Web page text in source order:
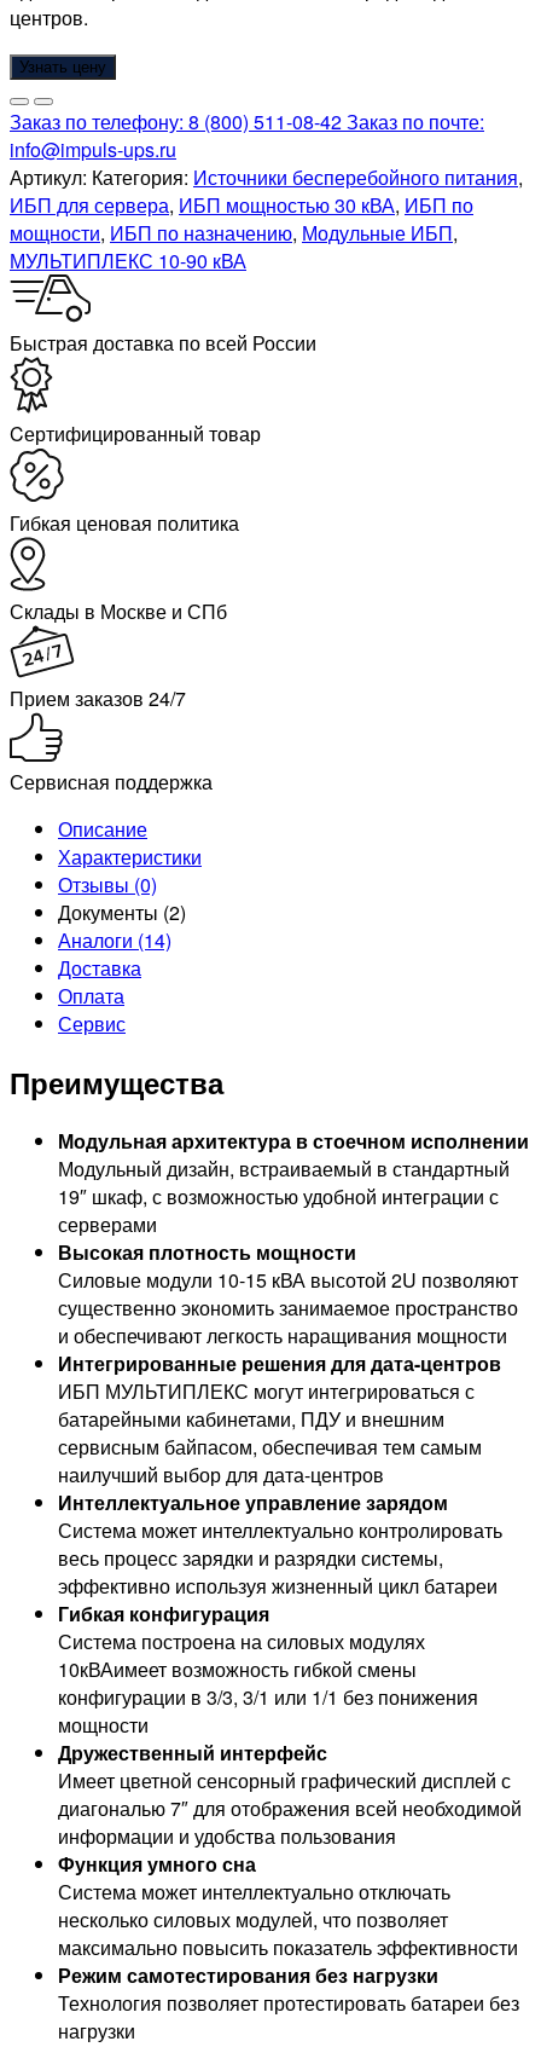
центров.
Узнать цену
Заказ по телефону: 8 (800) 511-08-42Заказ по почте:
info@impuls-ups.ru
Артикул: Категория: Источники бесперебойного питания,
ИБП для сервера, ИБП мощностью 30 кВА, ИБП по
мощности, ИБП по назначению, Модульные ИБП,
МУЛЬТИПЛЕКС 10-90 кВА
Быстрая доставка по всей России
Cертифицированный товар
Гибкая ценовая политика
Склады в Москве и СПб
Прием заказов 24/7
Сервисная поддержка
Описание
Характеристики
Отзывы (0)
Документы (2)
Аналоги (14)
Доставка
Оплата
Сервис
Преимущества
Модульная архитектура в стоечном исполнении
Модульный дизайн, встраиваемый в стандартный
19″ шкаф, с возможностью удобной интеграции с
серверами
Высокая плотность мощности
Силовые модули 10-15 кВА высотой 2U позволяют
существенно экономить занимаемое пространство
и обеспечивают легкость наращивания мощности
Интегрированные решения для дата-центров
ИБП МУЛЬТИПЛЕКС могут интегрироваться с
батарейными кабинетами, ПДУ и внешним
сервисным байпасом, обеспечивая тем самым
наилучший выбор для дата-центров
Интеллектуальное управление зарядом
Система может интеллектуально контролировать
весь процесс зарядки и разрядки системы,
эффективно используя жизненный цикл батареи
Гибкая конфигурация
Система построена на силовых модулях
10кВАимеет возможность гибкой смены
конфигурации в 3/3, 3/1 или 1/1 без понижения
мощности
Дружественный интерфейс
Имеет цветной сенсорный графический дисплей с
диагональю 7″ для отображения всей необходимой
информации и удобства пользования
Функция умного сна
Система может интеллектуально отключать
несколько силовых модулей, что позволяет
максимально повысить показатель эффективности
Режим самотестирования без нагрузки
Технология позволяет протестировать батареи без
нагрузки